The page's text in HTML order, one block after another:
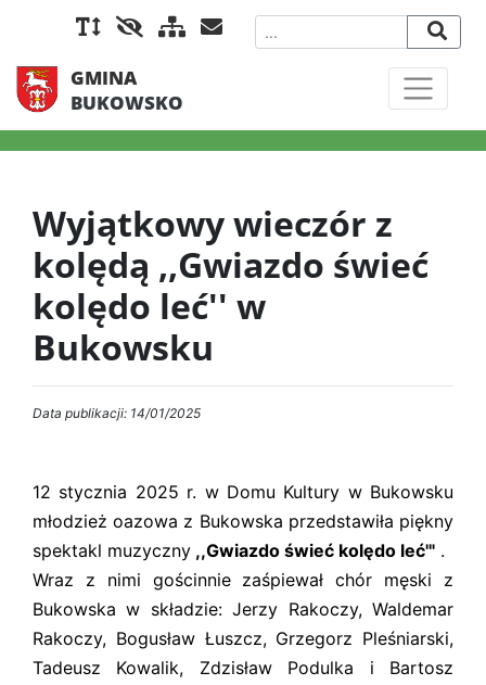
GMINA
BUKOWSKO
Wyjątkowy wieczór z
kolędą ,,Gwiazdo świeć
kolędo leć'' w
Bukowsku
Data publikacji: 14/01/2025
12 stycznia 2025 r. w Domu Kultury w Bukowsku
młodzież oazowa z Bukowska przedstawiła piękny
spektakl muzyczny ,,Gwiazdo świeć kolędo leć'" .
Wraz z nimi gościnnie zaśpiewał chór męski z
Bukowska w składzie: Jerzy Rakoczy, Waldemar
Rakoczy, Bogusław Łuszcz, Grzegorz Pleśniarski,
Tadeusz Kowalik, Zdzisław Podulka i Bartosz